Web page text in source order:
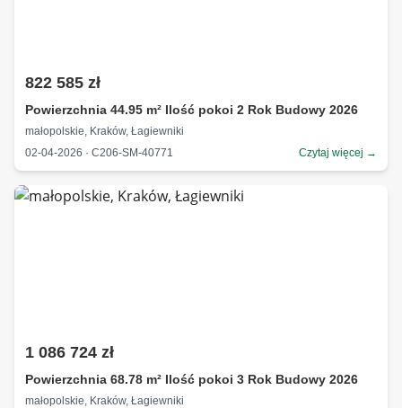
822 585 zł
Powierzchnia 44.95 m² Ilość pokoi 2 Rok Budowy 2026
małopolskie, Kraków, Łagiewniki
02-04-2026 · C206-SM-40771
Czytaj więcej →
1 086 724 zł
Powierzchnia 68.78 m² Ilość pokoi 3 Rok Budowy 2026
małopolskie, Kraków, Łagiewniki